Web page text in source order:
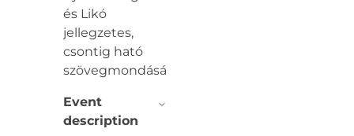
és Likó
jellegzetes,
csontig ható
szövegmondásával.
Event
description